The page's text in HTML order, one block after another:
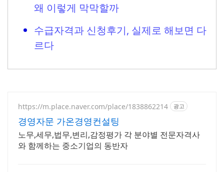
왜 이렇게 막막할까
수급자격과 신청후기, 실제로 해보면 다
르다
https://m.place.naver.com/place/1838862214 광고
경영자문 가온경영컨설팅
노무,세무,법무,변리,감정평가 각 분야별 전문자격사
와 함께하는 중소기업의 동반자